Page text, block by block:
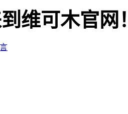
维可木官网